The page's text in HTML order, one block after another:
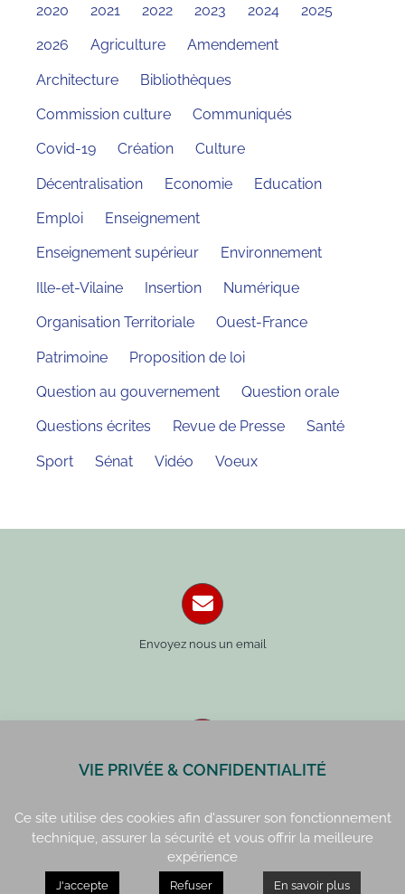
2020 2021 2022 2023 2024 2025
2026 Agriculture Amendement
Architecture Bibliothèques
Commission culture Communiqués
Covid-19 Création Culture
Décentralisation Economie Education
Emploi Enseignement
Enseignement supérieur Environnement
Ille-et-Vilaine Insertion Numérique
Organisation Territoriale Ouest-France
Patrimoine Proposition de loi
Question au gouvernement Question orale
Questions écrites Revue de Presse Santé
Sport Sénat Vidéo Voeux
Envoyez nous un email
Paris : 01 42 34 14 59
VIE PRIVÉE & CONFIDENTIALITÉ
Ce site utilise des cookies afin d'assurer son fonctionnement
technique, assurer la sécurité et vous offrir la meilleure
expérience
J'accepte Refuser En savoir plus